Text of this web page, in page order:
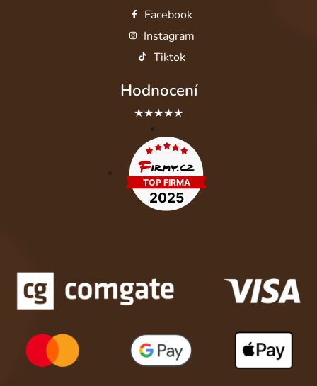
Facebook
Instagram
Tiktok
Hodnocení
★★★★★